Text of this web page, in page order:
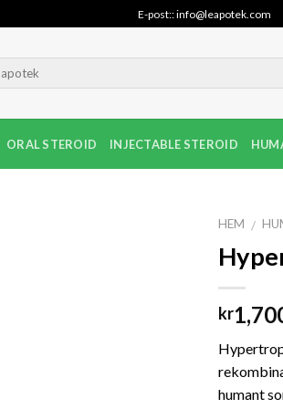
E-post:: info@leapotek.com
ORAL STEROID INJECTABLE STEROID
HEM /
kr
humant